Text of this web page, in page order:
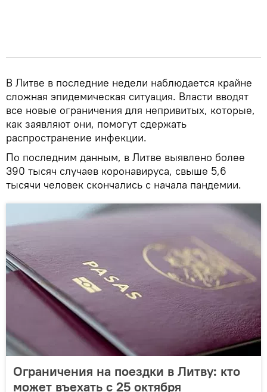
В Литве в последние недели наблюдается крайне
сложная эпидемическая ситуация. Власти вводят
все новые ограничения для непривитых, которые,
как заявляют они, помогут сдержать
распространение инфекции.
По последним данным, в Литве выявлено более
390 тысяч случаев коронавируса, свыше 5,6
тысячи человек скончались с начала пандемии.
Ограничения на поездки в Литву: кто
может въехать с 25 октября